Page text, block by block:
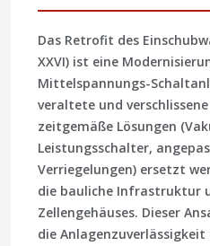
Das Retrofit des
XXVI) ist eine
Mittelspannungs-
veraltete und
zeitgemäße Lösungen
Leistungsschalter,
Verriegelungen) ersetzt
die bauliche Infrastruktur
Zellengehäuses. Dieser
die